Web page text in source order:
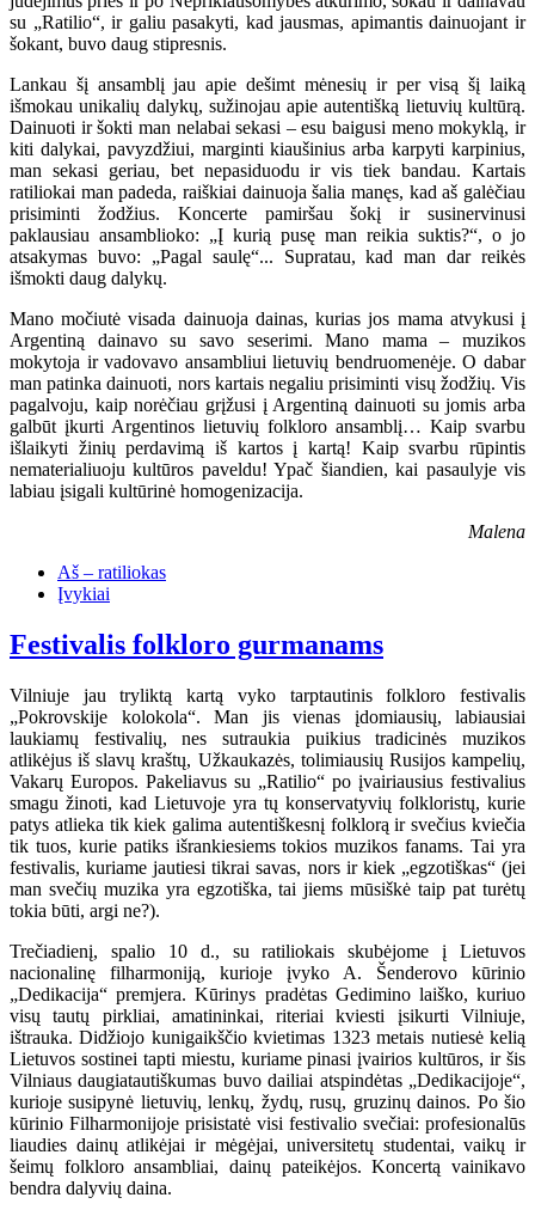
su „Ratilio“, ir galiu pasakyti, kad jausmas, apimantis dainuojant ir
šokant, buvo daug stipresnis.
Lankau šį ansamblį jau apie dešimt mėnesių ir per visą šį laiką
išmokau unikalių dalykų, sužinojau apie autentišką lietuvių kultūrą.
Dainuoti ir šokti man nelabai sekasi – esu baigusi meno mokyklą, ir
kiti dalykai, pavyzdžiui, marginti kiaušinius arba karpyti karpinius,
man sekasi geriau, bet nepasiduodu ir vis tiek bandau. Kartais
ratiliokai man padeda, raiškiai dainuoja šalia manęs, kad aš galėčiau
prisiminti žodžius. Koncerte pamiršau šokį ir susinervinusi
paklausiau ansamblioko: „Į kurią pusę man reikia suktis?“, o jo
atsakymas buvo: „Pagal saulę“... Supratau, kad man dar reikės
išmokti daug dalykų.
Mano močiutė visada dainuoja dainas, kurias jos mama atvykusi į
Argentiną dainavo su savo seserimi. Mano mama – muzikos
mokytoja ir vadovavo ansambliui lietuvių bendruomenėje. O dabar
man patinka dainuoti, nors kartais negaliu prisiminti visų žodžių. Vis
pagalvoju, kaip norėčiau grįžusi į Argentiną dainuoti su jomis arba
galbūt įkurti Argentinos lietuvių folkloro ansamblį… Kaip svarbu
išlaikyti žinių perdavimą iš kartos į kartą! Kaip svarbu rūpintis
nematerialiuoju kultūros paveldu! Ypač šiandien, kai pasaulyje vis
labiau įsigali kultūrinė homogenizacija.
Malena
Aš – ratiliokas
Įvykiai
Festivalis folkloro gurmanams
Vilniuje jau tryliktą kartą vyko tarptautinis folkloro festivalis
„Pokrovskije kolokola“. Man jis vienas įdomiausių, labiausiai
laukiamų festivalių, nes sutraukia puikius tradicinės muzikos
atlikėjus iš slavų kraštų, Užkaukazės, tolimiausių Rusijos kampelių,
Vakarų Europos. Pakeliavus su „Ratilio“ po įvairiausius festivalius
smagu žinoti, kad Lietuvoje yra tų konservatyvių folkloristų, kurie
patys atlieka tik kiek galima autentiškesnį folklorą ir svečius kviečia
tik tuos, kurie patiks išrankiesiems tokios muzikos fanams. Tai yra
festivalis, kuriame jautiesi tikrai savas, nors ir kiek „egzotiškas“ (jei
man svečių muzika yra egzotiška, tai jiems mūsiškė taip pat turėtų
tokia būti, argi ne?).
Trečiadienį, spalio 10 d., su ratiliokais skubėjome į Lietuvos
nacionalinę filharmoniją, kurioje įvyko A. Šenderovo kūrinio
„Dedikacija“ premjera. Kūrinys pradėtas Gedimino laiško, kuriuo
visų tautų pirkliai, amatininkai, riteriai kviesti įsikurti Vilniuje,
ištrauka. Didžiojo kunigaikščio kvietimas 1323 metais nutiesė kelią
Lietuvos sostinei tapti miestu, kuriame pinasi įvairios kultūros, ir šis
Vilniaus daugiatautiškumas buvo dailiai atspindėtas „Dedikacijoje“,
kurioje susipynė lietuvių, lenkų, žydų, rusų, gruzinų dainos. Po šio
kūrinio Filharmonijoje prisistatė visi festivalio svečiai: profesionalūs
liaudies dainų atlikėjai ir mėgėjai, universitetų studentai, vaikų ir
šeimų folkloro ansambliai, dainų pateikėjos. Koncertą vainikavo
bendra dalyvių daina.